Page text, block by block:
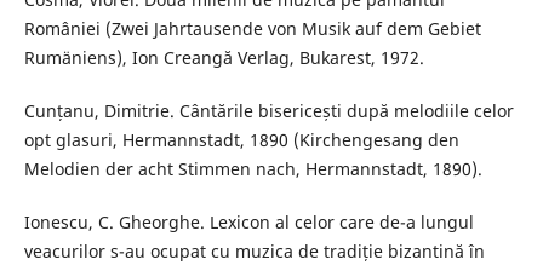
României (Zwei Jahrtausende von Musik auf dem Gebiet
Rumäniens), Ion Creangă Verlag, Bukarest, 1972.
Cunțanu, Dimitrie. Cântările bisericești după melodiile celor
opt glasuri, Hermannstadt, 1890 (Kirchengesang den
Melodien der acht Stimmen nach, Hermannstadt, 1890).
Ionescu, C. Gheorghe. Lexicon al celor care de-a lungul
veacurilor s-au ocupat cu muzica de tradiție bizantină în